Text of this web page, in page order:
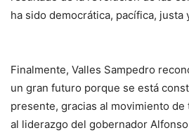
ha sido democrática, pacífica, justa
Finalmente, Valles Sampedro
un gran futuro porque se está
presente, gracias al movimiento
al liderazgo del gobernador